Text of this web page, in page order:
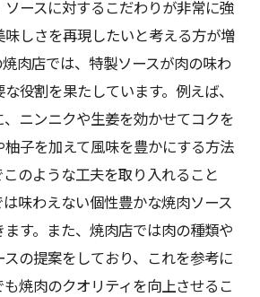
ースに対するこだわりが非常に強
味しさを再現したいと考える方が増
肉店では、特製ソースが肉の味わ
役割を果たしています。例えば、
ニンニクや生姜を効かせてコクを
子を加えて風味を豊かにする方法
のような工夫を取り入れること
味わえない個性豊かな焼肉ソース
す。また、焼肉店では肉の種類や
の提案をしており、これを参考に
焼肉のクオリティを向上させるこ